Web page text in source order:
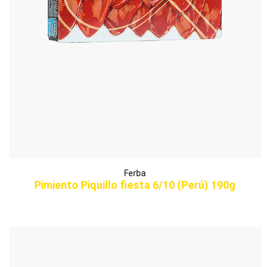
Ferba
Pimiento Piquillo fiesta 6/10 (Perú) 190g